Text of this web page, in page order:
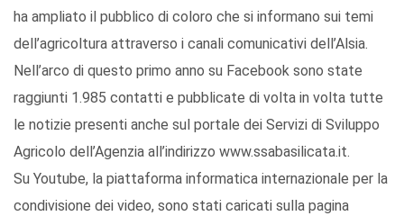
ha ampliato il pubblico di coloro che si informano sui temi
dell’agricoltura attraverso i canali comunicativi dell’Alsia.
Nell’arco di questo primo anno su Facebook sono state
raggiunti 1.985 contatti e pubblicate di volta in volta tutte
le notizie presenti anche sul portale dei Servizi di Sviluppo
Agricolo dell’Agenzia all’indirizzo www.ssabasilicata.it.
Su Youtube, la piattaforma informatica internazionale per la
condivisione dei video, sono stati caricati sulla pagina